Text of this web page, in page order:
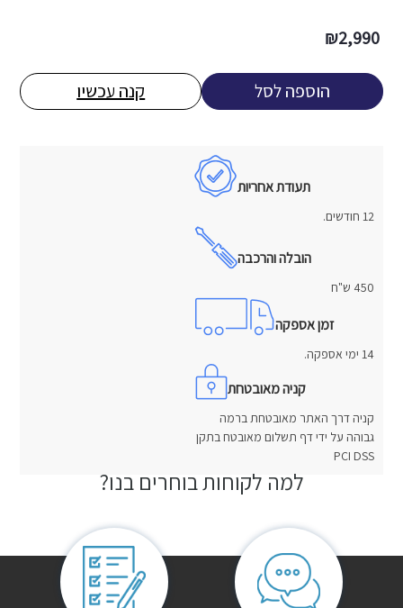
2,990
₪
הוספה לסל קנה עכשיו
תעודת אחריות
12 חודשים.
הובלה והרכבה
450 ש"ח
זמן אספקה
14 ימי אספקה.
קניה מאובטחת
קניה דרך האתר מאובטחת ברמה
גבוהה על ידי דף תשלום מאובטח בתקן
PCI DSS
אין עדיין חוות דעת.
היה הראשון לכתוב סקירה “בסיס מרופד ולנסיה”
למה לקוחות בוחרים בנו?